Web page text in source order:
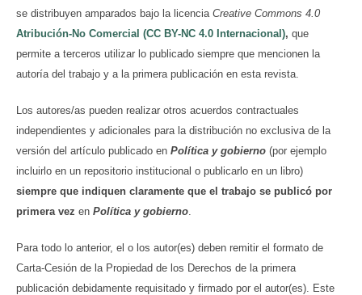
se distribuyen amparados bajo la licencia Creative Commons 4.0
Atribución-No Comercial (CC BY-NC 4.0 Internacional), que
permite a terceros utilizar lo publicado siempre que mencionen la
autoría del trabajo y a la primera publicación en esta revista.
Los autores/as pueden realizar otros acuerdos contractuales
independientes y adicionales para la distribución no exclusiva de la
versión del artículo publicado en Política y gobierno (por ejemplo
incluirlo en un repositorio institucional o publicarlo en un libro)
siempre que indiquen claramente que el trabajo se publicó por
primera vez en Política y gobierno
Para todo lo anterior, el o los autor(es) deben remitir el formato de
Carta-Cesión de la Propiedad de los Derechos de la primera
publicación debidamente requisitado y firmado por el autor(es). Este